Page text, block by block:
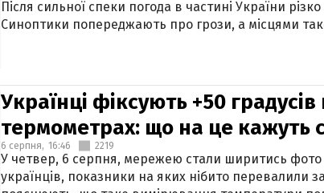
Після сильної спеки погода в частині України
Синоптики попереджають про грози, а місцями
Українці фіксують +50
термометрах: що на це кажуть
6 серпня, 16:46 2219
У четвер, 6 серпня, мережею стали ширитись фото
українців, показники на яких нібито перевалили